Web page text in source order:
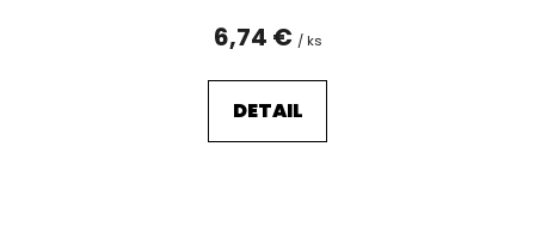
6,74 € / ks
DETAIL